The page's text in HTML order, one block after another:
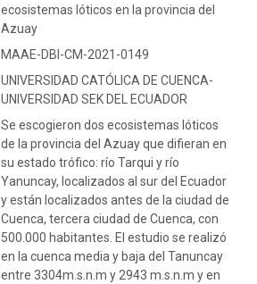
ecosistemas lóticos en la provincia del
Azuay
MAAE-DBI-CM-2021-0149
UNIVERSIDAD CATÓLICA DE CUENCA-
UNIVERSIDAD SEK DEL ECUADOR
Se escogieron dos ecosistemas lóticos
de la provincia del Azuay que difieran en
su estado trófico: río Tarqui y río
Yanuncay, localizados al sur del Ecuador
y están localizados antes de la ciudad de
Cuenca, tercera ciudad de Cuenca, con
500.000 habitantes. El estudio se realizó
en la cuenca media y baja del Tanuncay
entre 3304m.s.n.m y 2943 m.s.n.m y en